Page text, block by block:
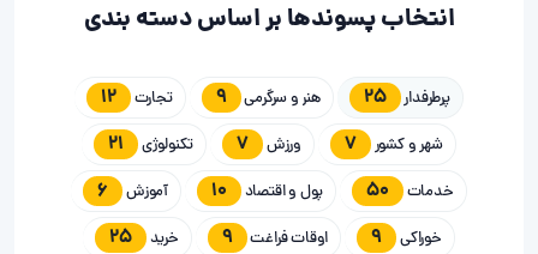
انتخاب پسوندها بر اساس دسته بندی
پرطرفدار 25 هنر و سرگرمی 9 تجارت 12
شهر و کشور 7 ورزش 7 تکنولوژی 21
خدمات 50 پول و اقتصاد 10 آموزش 6
خوراکی 9 اوقات فراغت 9 خرید 25